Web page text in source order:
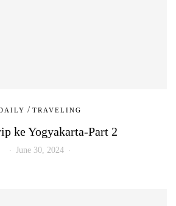
/ TRAVELING
ke Yogyakarta-Part 2
June 30, 2024